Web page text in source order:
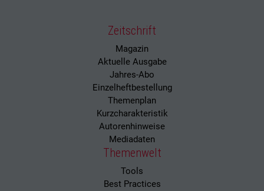
Zeitschrift
Magazin
Aktuelle Ausgabe
Jahres-Abo
Einzelheftbestellung
Themenplan
Kurzcharakteristik
Autorenhinweise
Mediadaten
Themenwelt
Tools
Best Practices